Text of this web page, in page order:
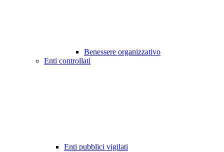
Benessere organizzativo
Enti controllati
Enti pubblici vigilati